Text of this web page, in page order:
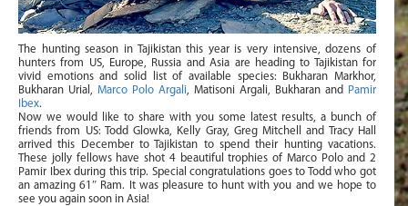
The hunting season in Tajikistan this year is very intensive, dozens of
hunters from US, Europe, Russia and Asia are heading to Tajikistan for
vivid emotions and solid list of available species: Bukharan Markhor,
Bukharan Urial, Marco Polo Argali , Matisoni Argali, Bukharan and
Pamir
Ibex.
Now we would like to share with you some latest results, a bunch of
friends from US: Todd Glowka, Kelly Gray, Greg Mitchell and Tracy Hall
arrived this December to Tajikistan to spend their hunting vacations.
These jolly fellows have shot 4 beautiful trophies of Marco Polo and 2
Pamir Ibex during this trip. Special congratulations goes to Todd who got
an amazing 61″ Ram. It was pleasure to hunt with you and we hope to
see you again soon in Asia!